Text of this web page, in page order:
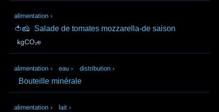
alimentation ›
🍅🧀 Salade de tomates mozzarella-de saison
kgCO₂e
alimentation › eau › distribution ›
Bouteille minérale
alimentation › lait ›